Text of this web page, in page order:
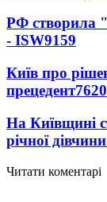
РФ створила
- ISW9159
Київ про
прецедент7620
На Київщині
річної дівчини
Читати коментарі